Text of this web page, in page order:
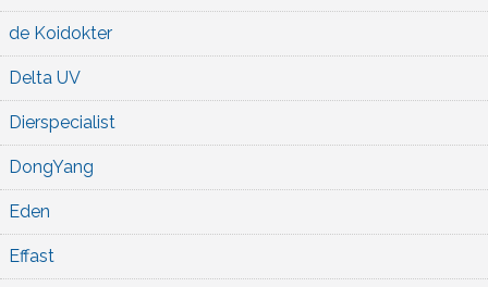
de Koidokter
Delta UV
Dierspecialist
DongYang
Eden
Effast